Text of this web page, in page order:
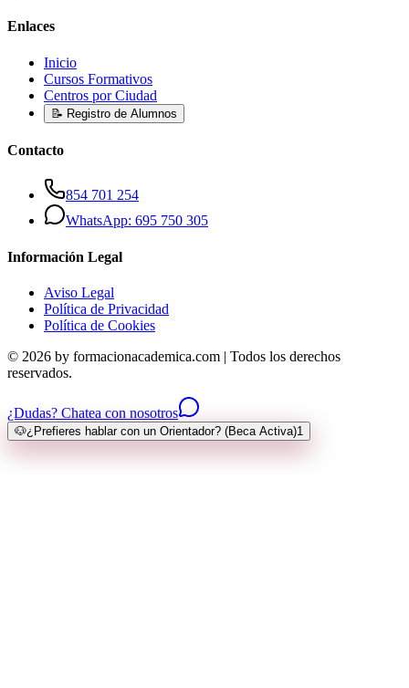
Enlaces
Inicio
Cursos Formativos
Centros por Ciudad
📝 Registro de Alumnos
Contacto
854 701 254
WhatsApp: 695 750 305
Información Legal
Aviso Legal
Política de Privacidad
Política de Cookies
© 2026 by formacionacademica.com | Todos los derechos
reservados.
¿Dudas? Chatea con nosotros
🐶¿Prefieres hablar con un Orientador? (Beca Activa)1